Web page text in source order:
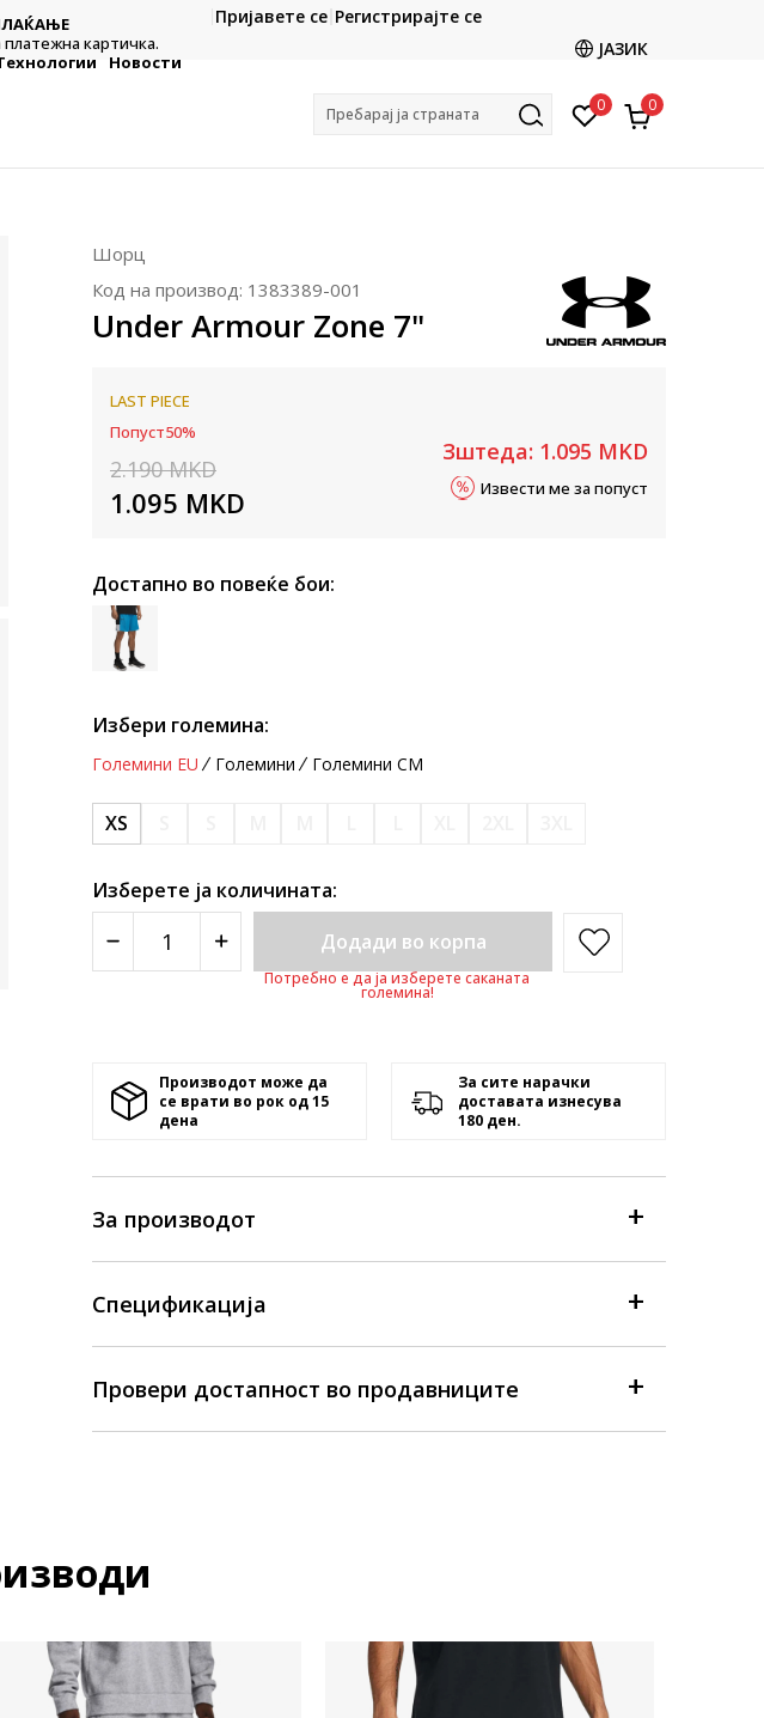
платежна картичка.
CLICK & COLLECT
Платете со картичка online и подигнете во продавницата
Пријавете се Регистрирајте се
ЈАЗИК
Новости
Пребарај ја страната 0 0
Шорц
Код на производ: 1383389-001
Under Armour Zone 7"
LAST PIECE
Попуст50%
2.190 MKD
1.095 MKD
Зштеда: 1.095 MKD
Извести ме за попуст
Достапно во повеќе бои:
Избери големина:
Големини EU Големини Големини CM
XS
Изберете ја количината:
Додади во корпа
Потребно е да ја изберете саканата
големина!
Производот може да
се врати во рок од 15
денa
За сите нарачки
доставата изнесува
180 ден.
За производот
Спецификација
Провери достапност во продавниците